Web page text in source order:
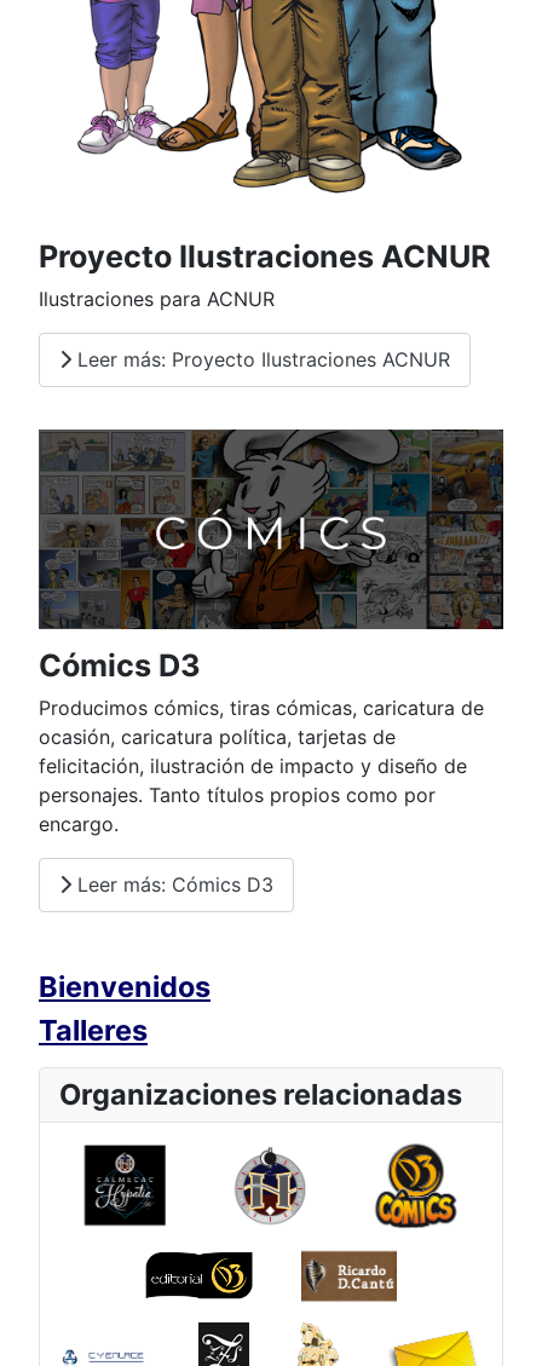
Proyecto Ilustraciones ACNUR
Ilustraciones para ACNUR
Leer más: Proyecto Ilustraciones ACNUR
Cómics D3
Producimos cómics, tiras cómicas, caricatura de
ocasión, caricatura política, tarjetas de
felicitación, ilustración de impacto y diseño de
personajes. Tanto títulos propios como por
encargo.
Leer más: Cómics D3
Bienvenidos
Talleres
Organizaciones relacionadas